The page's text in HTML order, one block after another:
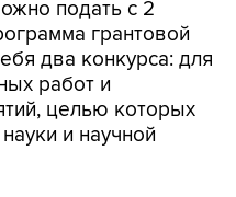
два конкурса: для
работ и
целью которых
и научной
приглашаются